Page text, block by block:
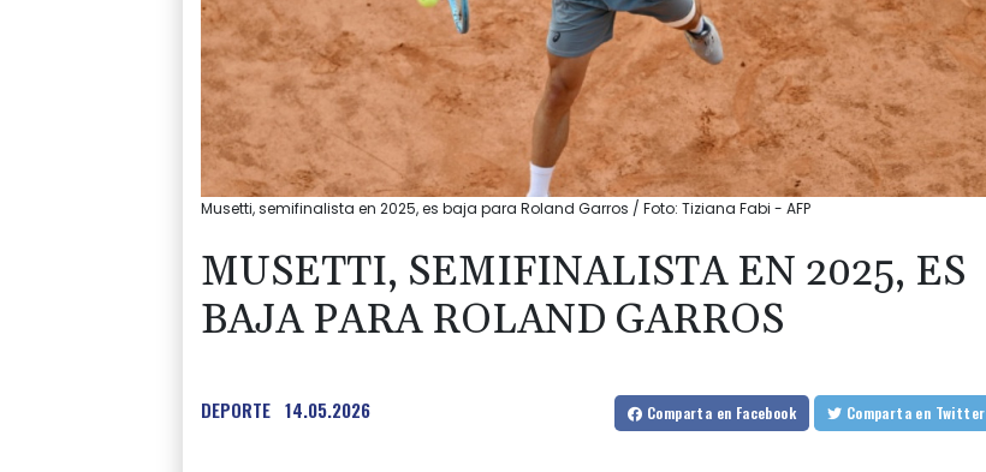
Musetti, semifinalista en 2025, es baja para Roland Garros / Foto: Tiziana Fabi - AFP
MUSETTI, SEMIFINALISTA EN 2025, ES
BAJA PARA ROLAND GARROS
DEPORTE 14.05.2026 Comparta en Facebook Comparta en Twitter